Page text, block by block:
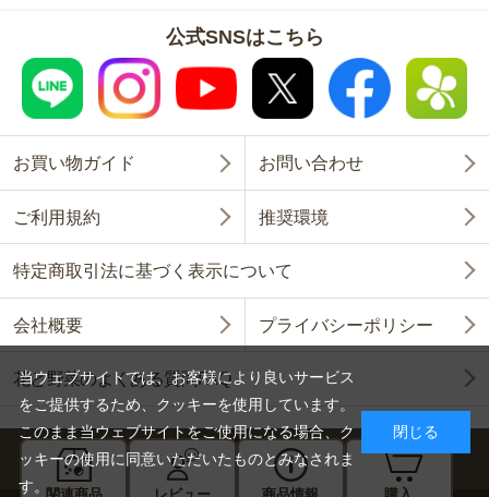
公式SNSはこちら
お買い物ガイド お問い合わせ
ご利用規約 推奨環境
特定商取引法に基づく表示について
会社概要 プライバシーポリシー
花と野菜のよくある質問FAQ
当ウェブサイトでは、お客様により良いサービス
をご提供するため、クッキーを使用しています。
このまま当ウェブサイトをご使用になる場合、ク
ッキーの使用に同意いただいたものとみなされま
す。
閉じる